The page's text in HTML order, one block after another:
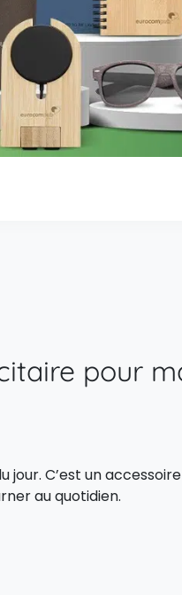
pour
C’est un
au quotidien.
facilement
ou clients.